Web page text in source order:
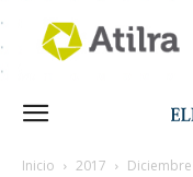
Inicio 2017 Diciembre